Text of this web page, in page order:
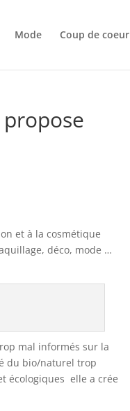
Mode Coup de coeur
propose
et à la cosmétique
déco, mode …
mal informés sur la
du bio/naturel trop
écologiques elle a crée